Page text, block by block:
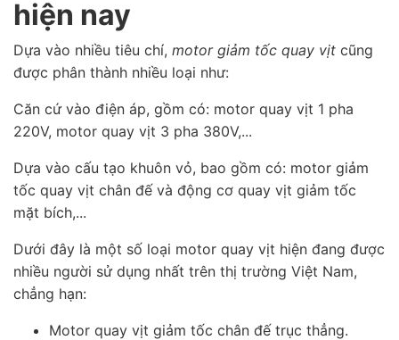
hiện nay
Dựa vào nhiều tiêu chí, motor giảm tốc quay vịt cũng
được phân thành nhiều loại như:
Căn cứ vào điện áp, gồm có: motor quay vịt 1 pha
220V, motor quay vịt 3 pha 380V,...
Dựa vào cấu tạo khuôn vỏ, bao gồm có: motor giảm
tốc quay vịt chân đế và động cơ quay vịt giảm tốc
mặt bích,...
Dưới đây là một số loại motor quay vịt hiện đang được
nhiều người sử dụng nhất trên thị trường Việt Nam,
chẳng hạn:
Motor quay vịt giảm tốc chân đế trục thẳng.